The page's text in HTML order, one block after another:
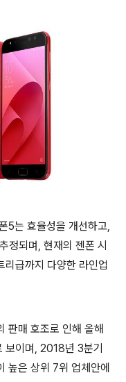
5는 효율성을 개선하고,
정되며, 현재의 젠폰 시
리급까지 다양한 라인업
판매 호조로 인해 올해
보이며, 2018년 3분기
높은 상위 7위 업체안에